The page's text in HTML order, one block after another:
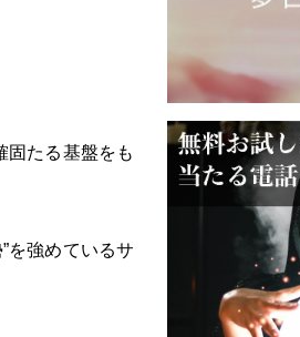
固たる基盤をも
を強めているサ